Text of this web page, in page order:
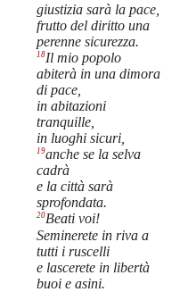
giustizia sarà la pace,
frutto del diritto una
perenne sicurezza.
18Il mio popolo
abiterà in una dimora
di pace,
in abitazioni
tranquille,
in luoghi sicuri,
19anche se la selva
cadrà
e la città sarà
sprofondata.
20Beati voi!
Seminerete in riva a
tutti i ruscelli
e lascerete in libertà
buoi e asini.